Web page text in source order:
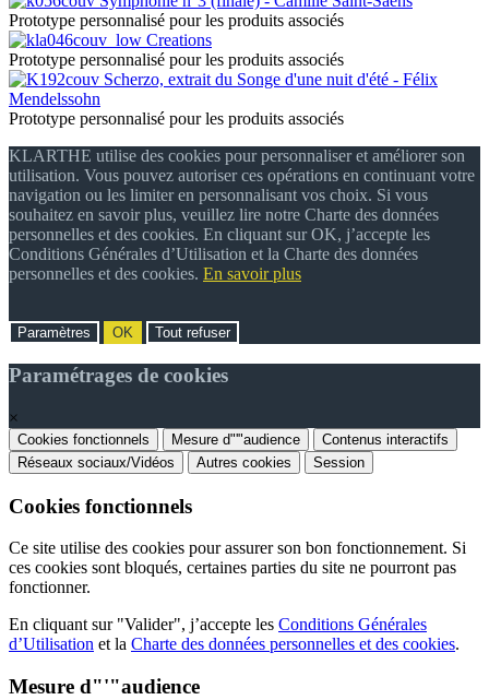
Prototype personnalisé pour les produits associés
Creations
Prototype personnalisé pour les produits associés
Scherzo, extrait du Songe d'une nuit d'été - Félix
Mendelssohn
Prototype personnalisé pour les produits associés
KLARTHE utilise des cookies pour personnaliser et améliorer son
utilisation. Vous pouvez autoriser ces opérations en continuant votre
navigation ou les limiter en personnalisant vos choix. Si vous
souhaitez en savoir plus, veuillez lire notre Charte des données
personnelles et des cookies. En cliquant sur OK, j’accepte les
Conditions Générales d’Utilisation et la Charte des données
personnelles et des cookies. En savoir plus
Paramètres OK Tout refuser
Paramétrages de cookies
×
Cookies fonctionnels Mesure d"'"audience
Contenus interactifs
Réseaux sociaux/Vidéos
Autres cookies Session
Cookies fonctionnels
Ce site utilise des cookies pour assurer son bon fonctionnement. Si
ces cookies sont bloqués, certaines parties du site ne pourront pas
fonctionner.
En cliquant sur "Valider", j’accepte les Conditions Générales
d’Utilisation et la Charte des données personnelles et des cookies.
Mesure d"'"audience